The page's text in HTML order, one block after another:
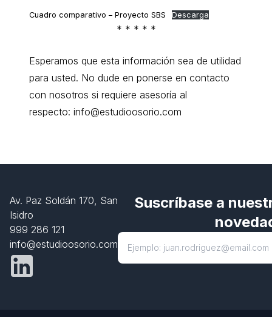
Cuadro comparativo – Proyecto SBS Descarga
* * * * *
Esperamos que esta información sea de utilidad
para usted. No dude en ponerse en contacto
con nosotros si requiere asesoría al
respecto: info@estudioosorio.com
Av. Paz Soldán 170, San
Isidro
999 286 121
info@estudioosorio.com
Suscríbase a